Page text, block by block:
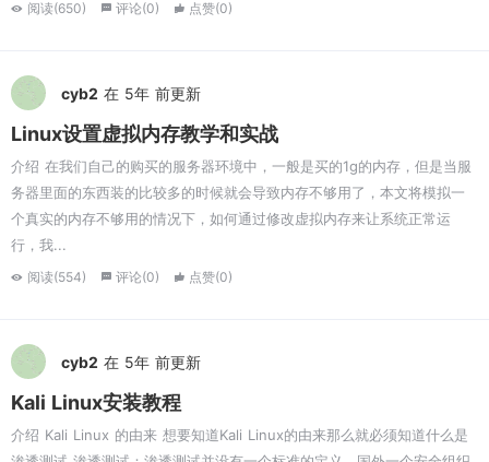
阅读(650) 评论(0) 点赞(0)
cyb2 在 5年 前更新
Linux设置虚拟内存教学和实战
介绍 在我们自己的购买的服务器环境中，一般是买的1g的内存，但是当服
务器里面的东西装的比较多的时候就会导致内存不够用了，本文将模拟一
个真实的内存不够用的情况下，如何通过修改虚拟内存来让系统正常运
行，我...
阅读(554) 评论(0) 点赞(0)
cyb2 在 5年 前更新
Kali Linux安装教程
介绍 Kali Linux 的由来 想要知道Kali Linux的由来那么就必须知道什么是